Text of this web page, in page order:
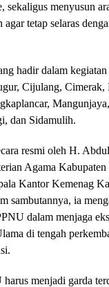
sekaligus menyusun
agar tetap selaras
hadir dalam
Cijulang, Cimerak,
dan Sidamulih.
resmi oleh H.
Agama Kabupaten
Kantor Kemenag
sambutannya, ia
dalam menjaga
di tengah
menjadi garda